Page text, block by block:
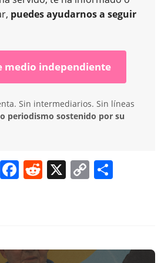
puedes ayudarnos a seguir
medio independiente
Sin intermediarios. Sin líneas
periodismo sostenido por su
W F
b
R
t
X C
Li ar